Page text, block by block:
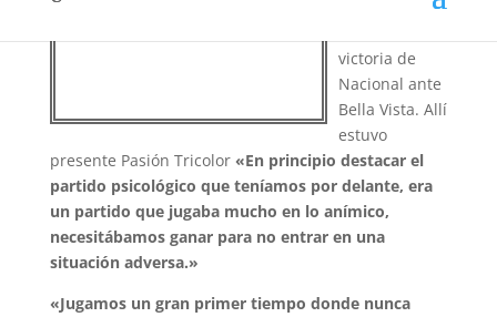
victoria de
Nacional ante
Bella Vista. Allí
estuvo
presente Pasión Tricolor «En principio destacar el
partido psicológico que teníamos por delante, era
un partido que jugaba mucho en lo anímico,
necesitábamos ganar para no entrar en una
situación adversa.»
«Jugamos un gran primer tiempo donde nunca